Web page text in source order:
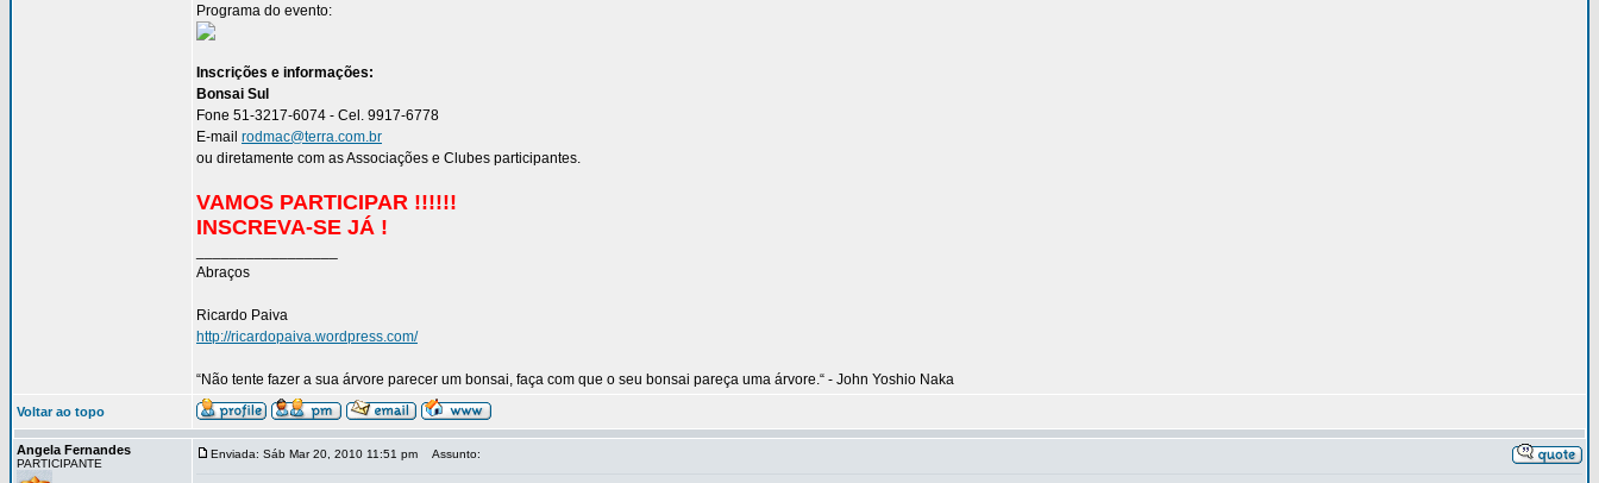
Programa do evento:
Inscrições e informações:
Bonsai Sul
Fone 51-3217-6074 - Cel. 9917-6778
E-mail rodmac@terra.com.br
ou diretamente com as Associações e Clubes participantes.
VAMOS PARTICIPAR !!!!!!
INSCREVA-SE JÁ !
Abraços
Ricardo Paiva
http://ricardopaiva.wordpress.com/
“Não tente fazer a sua árvore parecer um bonsai, faça com que o seu bonsai pareça uma árvore.“ - John Yoshio Naka
Voltar ao topo
Angela Fernandes
PARTICIPANTE
Enviada: Sáb Mar 20, 2010 11:51 pm Assunto: